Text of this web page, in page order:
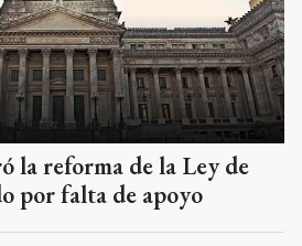
la reforma de la Ley de
por falta de apoyo